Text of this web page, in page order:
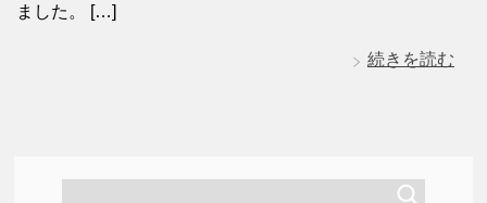
ました。 […]
続きを読む